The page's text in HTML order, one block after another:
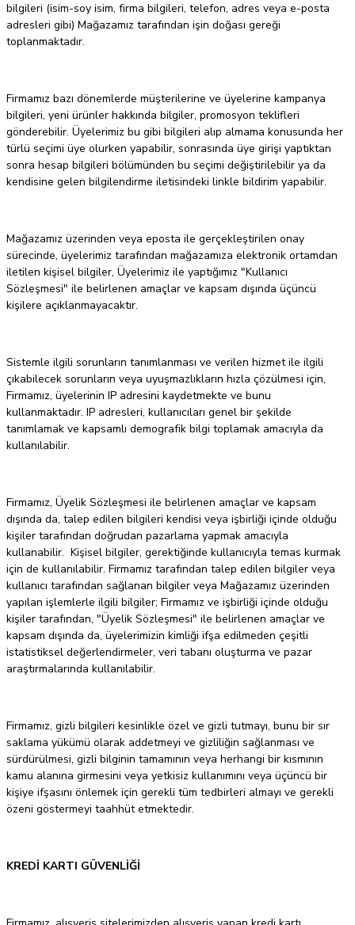
bilgileri (isim-soy isim, firma bilgileri, telefon, adres veya e-posta
adresleri gibi) Mağazamız tarafından işin doğası gereği
toplanmaktadır.
Firmamız bazı dönemlerde müşterilerine ve üyelerine kampanya
bilgileri, yeni ürünler hakkında bilgiler, promosyon teklifleri
gönderebilir. Üyelerimiz bu gibi bilgileri alıp almama konusunda her
türlü seçimi üye olurken yapabilir, sonrasında üye girişi yaptıktan
sonra hesap bilgileri bölümünden bu seçimi değiştirilebilir ya da
kendisine gelen bilgilendirme iletisindeki linkle bildirim yapabilir.
Mağazamız üzerinden veya eposta ile gerçekleştirilen onay
sürecinde, üyelerimiz tarafından mağazamıza elektronik ortamdan
iletilen kişisel bilgiler, Üyelerimiz ile yaptığımız "Kullanıcı
Sözleşmesi" ile belirlenen amaçlar ve kapsam dışında üçüncü
kişilere açıklanmayacaktır.
Sistemle ilgili sorunların tanımlanması ve verilen hizmet ile ilgili
çıkabilecek sorunların veya uyuşmazlıkların hızla çözülmesi için,
Firmamız, üyelerinin IP adresini kaydetmekte ve bunu
kullanmaktadır. IP adresleri, kullanıcıları genel bir şekilde
tanımlamak ve kapsamlı demografik bilgi toplamak amacıyla da
kullanılabilir.
Firmamız, Üyelik Sözleşmesi ile belirlenen amaçlar ve kapsam
dışında da, talep edilen bilgileri kendisi veya işbirliği içinde olduğu
kişiler tarafından doğrudan pazarlama yapmak amacıyla
kullanabilir. Kişisel bilgiler, gerektiğinde kullanıcıyla temas kurmak
için de kullanılabilir. Firmamız tarafından talep edilen bilgiler veya
kullanıcı tarafından sağlanan bilgiler veya Mağazamız üzerinden
yapılan işlemlerle ilgili bilgiler; Firmamız ve işbirliği içinde olduğu
kişiler tarafından, "Üyelik Sözleşmesi" ile belirlenen amaçlar ve
kapsam dışında da, üyelerimizin kimliği ifşa edilmeden çeşitli
istatistiksel değerlendirmeler, veri tabanı oluşturma ve pazar
araştırmalarında kullanılabilir.
Firmamız, gizli bilgileri kesinlikle özel ve gizli tutmayı, bunu bir sır
saklama yükümü olarak addetmeyi ve gizliliğin sağlanması ve
sürdürülmesi, gizli bilginin tamamının veya herhangi bir kısmının
kamu alanına girmesini veya yetkisiz kullanımını veya üçüncü bir
kişiye ifşasını önlemek için gerekli tüm tedbirleri almayı ve gerekli
özeni göstermeyi taahhüt etmektedir.
KREDİ KARTI GÜVENLİĞİ